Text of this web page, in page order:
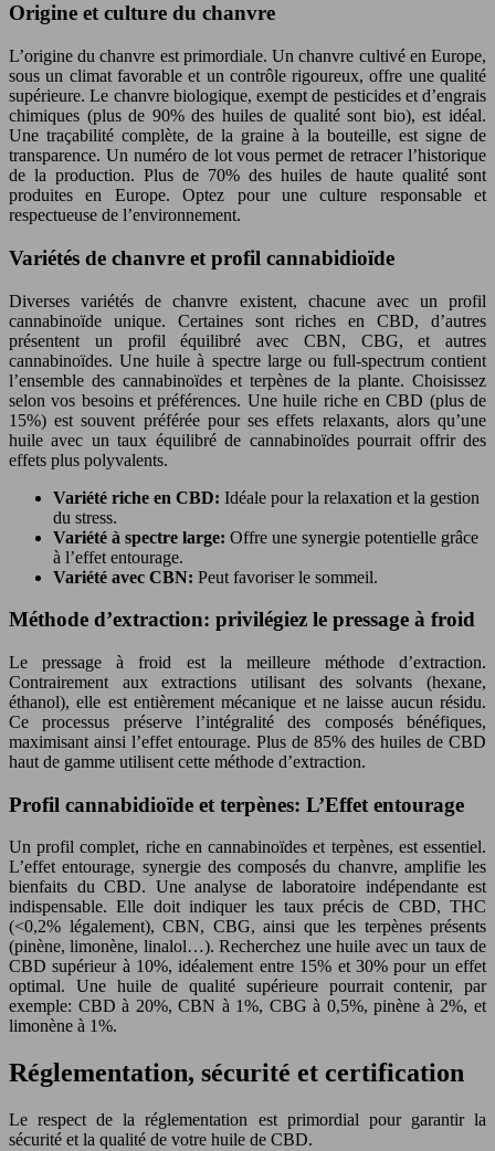
Origine et culture du chanvre
L’origine du chanvre est primordiale. Un chanvre cultivé en Europe,
sous un climat favorable et un contrôle rigoureux, offre une qualité
supérieure. Le chanvre biologique, exempt de pesticides et d’engrais
chimiques (plus de 90% des huiles de qualité sont bio), est idéal.
Une traçabilité complète, de la graine à la bouteille, est signe de
transparence. Un numéro de lot vous permet de retracer l’historique
de la production. Plus de 70% des huiles de haute qualité sont
produites en Europe. Optez pour une culture responsable et
respectueuse de l’environnement.
Variétés de chanvre et profil cannabidioïde
Diverses variétés de chanvre existent, chacune avec un profil
cannabinoïde unique. Certaines sont riches en CBD, d’autres
présentent un profil équilibré avec CBN, CBG, et autres
cannabinoïdes. Une huile à spectre large ou full-spectrum contient
l’ensemble des cannabinoïdes et terpènes de la plante. Choisissez
selon vos besoins et préférences. Une huile riche en CBD (plus de
15%) est souvent préférée pour ses effets relaxants, alors qu’une
huile avec un taux équilibré de cannabinoïdes pourrait offrir des
effets plus polyvalents.
Variété riche en CBD: Idéale pour la relaxation et la gestion
du stress.
Variété à spectre large: Offre une synergie potentielle grâce
à l’effet entourage.
Variété avec CBN: Peut favoriser le sommeil.
Méthode d’extraction: privilégiez le pressage à froid
Le pressage à froid est la meilleure méthode d’extraction.
Contrairement aux extractions utilisant des solvants (hexane,
éthanol), elle est entièrement mécanique et ne laisse aucun résidu.
Ce processus préserve l’intégralité des composés bénéfiques,
maximisant ainsi l’effet entourage. Plus de 85% des huiles de CBD
haut de gamme utilisent cette méthode d’extraction.
Profil cannabidioïde et terpènes: L’Effet entourage
Un profil complet, riche en cannabinoïdes et terpènes, est essentiel.
L’effet entourage, synergie des composés du chanvre, amplifie les
bienfaits du CBD. Une analyse de laboratoire indépendante est
indispensable. Elle doit indiquer les taux précis de CBD, THC
(<0,2% légalement), CBN, CBG, ainsi que les terpènes présents
(pinène, limonène, linalol…). Recherchez une huile avec un taux de
CBD supérieur à 10%, idéalement entre 15% et 30% pour un effet
optimal. Une huile de qualité supérieure pourrait contenir, par
exemple: CBD à 20%, CBN à 1%, CBG à 0,5%, pinène à 2%, et
limonène à 1%.
Réglementation, sécurité et certification
Le respect de la réglementation est primordial pour garantir la
sécurité et la qualité de votre huile de CBD.